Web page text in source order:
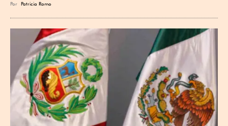
Por Patricia Romo